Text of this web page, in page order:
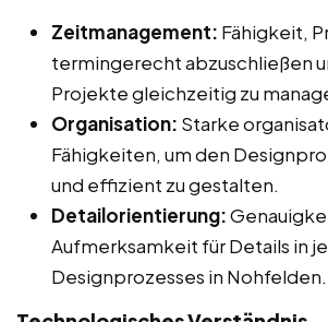
Zeitmanagement: Fähigkeit,
termingerecht abzuschließen
Projekte gleichzeitig zu
Organisation: Starke
Fähigkeiten, um den
und effizient zu gestalten.
Detailorientierung:
Aufmerksamkeit für Details in
Designprozesses in Nohfelden.